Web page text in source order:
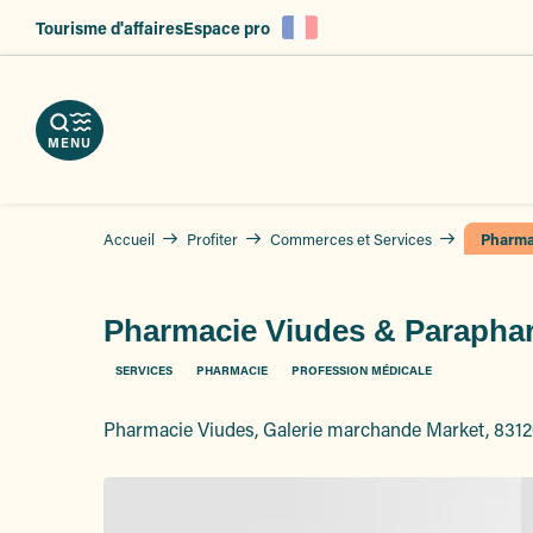
principal
Tourisme d'affairesEspace pro
MENU
Accueil Profiter Commerces et Services
Pharmacie Viudes &
SERVICES PHARMACIE PROFESSION MÉDICALE
Pharmacie Viudes, Galerie marchande Market,